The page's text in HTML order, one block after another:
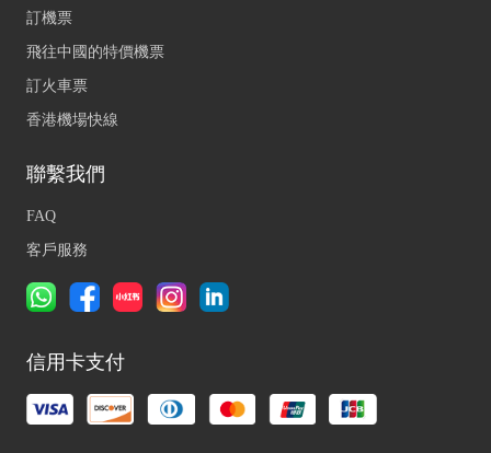
訂機票
飛往中國的特價機票
訂火車票
香港機場快線
聯繫我們
FAQ
客戶服務
信用卡支付